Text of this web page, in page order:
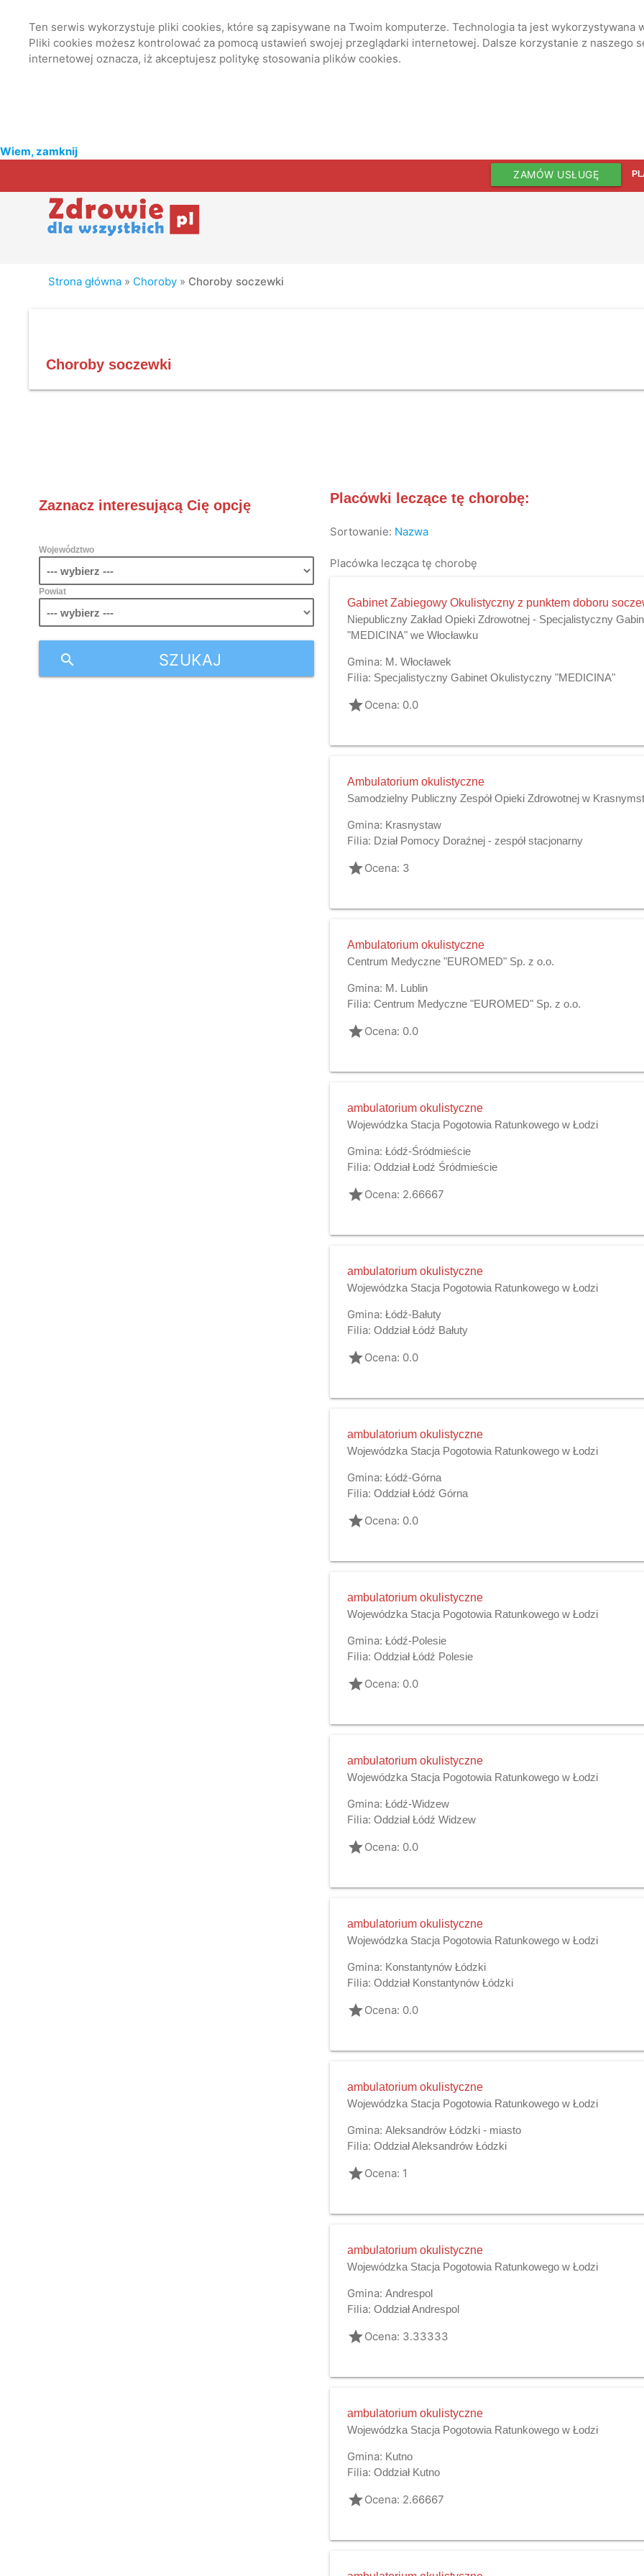
Ten serwis wykorzystuje pliki cookies, które są zapisywane na Twoim komputerze. Technologia ta jest
Pliki cookies możesz kontrolować za pomocą ustawień swojej przeglądarki internetowej. Dalsze korzystanie z naszego
internetowej oznacza, iż akceptujesz politykę stosowania plików cookies.
Wiem, zamknij
ZAMÓW USŁUGĘ
Strona główna » Choroby » Choroby soczewki
Choroby soczewki
Zaznacz interesującą Cię opcję
Województwo
Powiat
SZUKAJ
search
Placówki leczące tę chorobę:
Sortowanie: Nazwa
Placówka lecząca tę chorobę
Gabinet Zabiegowy Okulistyczny z punktem doboru
Niepubliczny Zakład Opieki Zdrowotnej - Specjalistyczny
"MEDICINA" we Włocławku
Gmina: M. Włocławek
Filia: Specjalistyczny Gabinet Okulistyczny "MEDICINA"
gradeOcena: 0.0
Ambulatorium okulistyczne
Samodzielny Publiczny Zespół Opieki Zdrowotnej w
Gmina: Krasnystaw
Filia: Dział Pomocy Doraźnej - zespół stacjonarny
gradeOcena: 3
Ambulatorium okulistyczne
Centrum Medyczne "EUROMED" Sp. z o.o.
Gmina: M. Lublin
Filia: Centrum Medyczne "EUROMED" Sp. z o.o.
gradeOcena: 0.0
ambulatorium okulistyczne
Wojewódzka Stacja Pogotowia Ratunkowego w Łodzi
Gmina: Łódź-Śródmieście
Filia: Oddział Łodź Śródmieście
gradeOcena: 2.66667
ambulatorium okulistyczne
Wojewódzka Stacja Pogotowia Ratunkowego w Łodzi
Gmina: Łódź-Bałuty
Filia: Oddział Łódź Bałuty
gradeOcena: 0.0
ambulatorium okulistyczne
Wojewódzka Stacja Pogotowia Ratunkowego w Łodzi
Gmina: Łódź-Górna
Filia: Oddział Łódź Górna
gradeOcena: 0.0
ambulatorium okulistyczne
Wojewódzka Stacja Pogotowia Ratunkowego w Łodzi
Gmina: Łódź-Polesie
Filia: Oddział Łódź Polesie
gradeOcena: 0.0
ambulatorium okulistyczne
Wojewódzka Stacja Pogotowia Ratunkowego w Łodzi
Gmina: Łódź-Widzew
Filia: Oddział Łódź Widzew
gradeOcena: 0.0
ambulatorium okulistyczne
Wojewódzka Stacja Pogotowia Ratunkowego w Łodzi
Gmina: Konstantynów Łódzki
Filia: Oddział Konstantynów Łódzki
gradeOcena: 0.0
ambulatorium okulistyczne
Wojewódzka Stacja Pogotowia Ratunkowego w Łodzi
Gmina: Aleksandrów Łódzki - miasto
Filia: Oddział Aleksandrów Łódzki
gradeOcena: 1
ambulatorium okulistyczne
Wojewódzka Stacja Pogotowia Ratunkowego w Łodzi
Gmina: Andrespol
Filia: Oddział Andrespol
gradeOcena: 3.33333
ambulatorium okulistyczne
Wojewódzka Stacja Pogotowia Ratunkowego w Łodzi
Gmina: Kutno
Filia: Oddział Kutno
gradeOcena: 2.66667